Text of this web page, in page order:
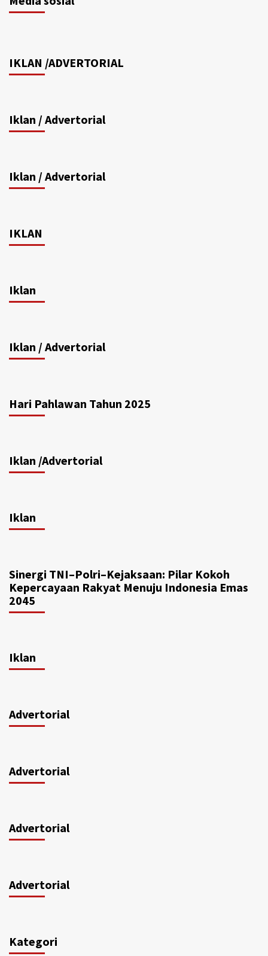
IKLAN /ADVERTORIAL
Iklan / Advertorial
Iklan / Advertorial
IKLAN
Iklan
Iklan / Advertorial
Hari Pahlawan Tahun 2025
Iklan /Advertorial
Iklan
Sinergi TNI–Polri–Kejaksaan: Pilar Kokoh
Kepercayaan Rakyat Menuju Indonesia Emas
2045
Iklan
Advertorial
Advertorial
Advertorial
Advertorial
Kategori